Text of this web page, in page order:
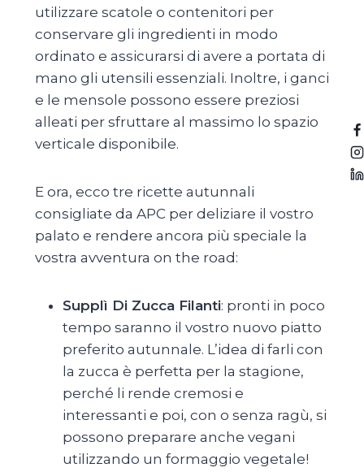
utilizzare scatole o contenitori per
conservare gli ingredienti in modo
ordinato e assicurarsi di avere a portata di
mano gli utensili essenziali. Inoltre, i ganci
e le mensole possono essere preziosi
alleati per sfruttare al massimo lo spazio
verticale disponibile.
E ora, ecco tre ricette autunnali
consigliate da APC per deliziare il vostro
palato e rendere ancora più speciale la
vostra avventura on the road:
Supplì Di Zucca Filanti: pronti in poco
tempo saranno il vostro nuovo piatto
preferito autunnale. L’idea di farli con
la zucca è perfetta per la stagione,
perché li rende cremosi e
interessanti e poi, con o senza ragù, si
possono preparare anche vegani
utilizzando un formaggio vegetale!